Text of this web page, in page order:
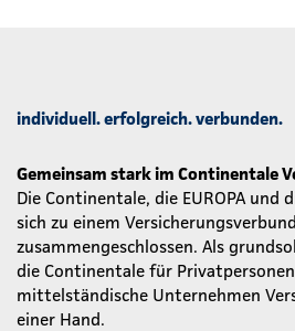
individuell. erfolgreich. verbunden.
Gemeinsam stark im Continentale
Die Continentale, die EUROPA und
sich zu einem
zusammengeschlossen. Als
die Continentale für
mittelständische Unternehmen
einer Hand.